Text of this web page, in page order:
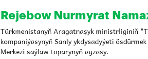
Rejebow Nurmyrat
Türkmenistanyň Aragatnaşyk ministrliginiň
kompaniýasynyň Sanly ykdysadyýeti
Merkezi saýlaw toparynyň agzasy.